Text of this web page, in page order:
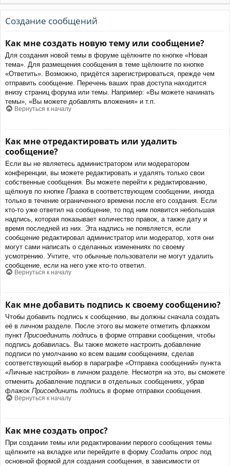
Создание сообщений
Как мне создать новую тему или сообщение?
Для создания новой темы в форуме щёлкните по кнопке «Новая
тема». Для размещения сообщения в теме щёлкните по кнопке
«Ответить». Возможно, придётся зарегистрироваться, прежде чем
отправить сообщение. Перечень ваших прав доступа находится
внизу страниц форума или темы. Например: «Вы можете начинать
темы», «Вы можете добавлять вложения» и т.п.
Вернуться к началу
Как мне отредактировать или удалить
сообщение?
Если вы не являетесь администратором или модератором
конференции, вы можете редактировать и удалять только свои
собственные сообщения. Вы можете перейти к редактированию,
щёлкнув по кнопке Правка в соответствующем сообщении, иногда
только в течение ограниченного времени после его создания. Если
кто-то уже ответил на сообщение, то под ним появится небольшая
надпись, которая показывает количество правок, а также дату и
время последней из них. Эта надпись не появляется, если
сообщение редактировал администратор или модератор, хотя они
могут сами написать о сделанных изменениях по своему
усмотрению. Учтите, что обычные пользователи не могут удалить
сообщение, если на него уже кто-то ответил.
Вернуться к началу
Как мне добавить подпись к своему сообщению?
Чтобы добавить подпись к сообщению, вы должны сначала создать
её в личном разделе. После этого вы можете отметить флажком
пункт Присоединить подпись в форме отправки сообщения, чтобы
подпись добавилась. Вы также можете настроить добавление
подписи по умолчанию ко всем вашим сообщениям, сделав
соответствующий выбор в параграфе «Отправка сообщений» пункта
«Личные настройки» в личном разделе. Несмотря на это, вы сможете
отменить добавление подписи в отдельных сообщениях, убрав
флажок Присоединить подпись в форме отправки сообщения.
Вернуться к началу
Как мне создать опрос?
При создании темы или редактировании первого сообщения темы
щёлкните на вкладке или перейдите в форму Создать опрос под
основной формой для создания сообщения, в зависимости от